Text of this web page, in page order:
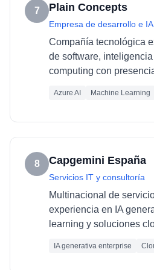
7 Plain Concepts
Empresa de desarrollo e IA
Compañía tecnológica
de software,
computing con
Azure AI Machine Learning
8 Capgemini España
Servicios IT y consultoría
Multinacional de
experiencia en IA
learning y soluciones
IA generativa enterprise